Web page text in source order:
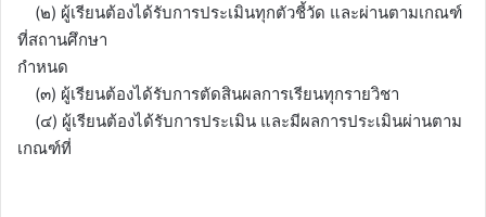
(๒) ผู้เรียนต้องได้รับการประเมินทุกตัวชี้วัด และผ่านตามเกณฑ์
ที่สถานศึกษา
กำหนด
(๓) ผู้เรียนต้องได้รับการตัดสินผลการเรียนทุกรายวิชา
(๔) ผู้เรียนต้องได้รับการประเมิน และมีผลการประเมินผ่านตาม
เกณฑ์ที่